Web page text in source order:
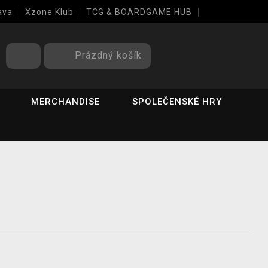
Xzone Klub TCG & BOARDGAME HUB
Prázdný košík
MERCHANDISE SPOLEČENSKÉ HRY